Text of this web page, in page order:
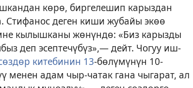
көрө, биргелешип карыздан
Стифанос деген киши жубайы экөө
кылышканы жөнүндө: «Биз карызды
деп эсептечүбүз»,— дейт. Чогуу иш-
китебинин 13-бөлүмүнүн 10-
менен адам чыр-чатак гана чыгарат, ал